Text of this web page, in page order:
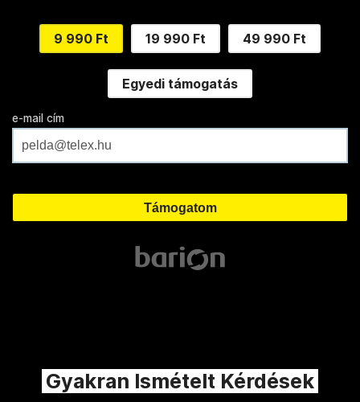
9 990 Ft 19 990 Ft 49 990 Ft
Egyedi támogatás
e-mail cím
Gyakran Ismételt Kérdések